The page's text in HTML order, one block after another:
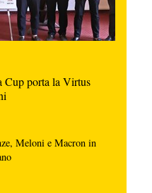
Cup porta la Virtus
Meloni e Macron in